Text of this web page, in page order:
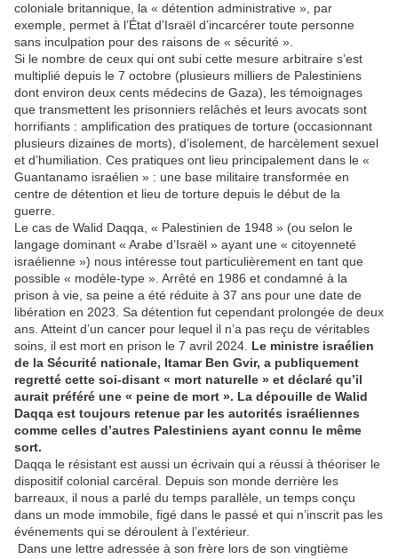
coloniale britannique, la « détention administrative », par
exemple, permet à l’État d’Israël d’incarcérer toute personne
sans inculpation pour des raisons de « sécurité ».
Si le nombre de ceux qui ont subi cette mesure arbitraire s’est
multiplié depuis le 7 octobre (plusieurs milliers de Palestiniens
dont environ deux cents médecins de Gaza), les témoignages
que transmettent les prisonniers relâchés et leurs avocats sont
horrifiants : amplification des pratiques de torture (occasionnant
plusieurs dizaines de morts), d’isolement, de harcèlement sexuel
et d’humiliation. Ces pratiques ont lieu principalement dans le «
Guantanamo israélien » : une base militaire transformée en
centre de détention et lieu de torture depuis le début de la
guerre.
Le cas de Walid Daqqa, « Palestinien de 1948 » (ou selon le
langage dominant « Arabe d’Israël » ayant une « citoyenneté
israélienne ») nous intéresse tout particulièrement en tant que
possible « modèle-type ». Arrêté en 1986 et condamné à la
prison à vie, sa peine a été réduite à 37 ans pour une date de
libération en 2023. Sa détention fut cependant prolongée de deux
ans. Atteint d’un cancer pour lequel il n’a pas reçu de véritables
soins, il est mort en prison le 7 avril 2024. Le ministre israélien
de la Sécurité nationale, Itamar Ben Gvir, a publiquement
regretté cette soi-disant « mort naturelle » et déclaré qu’il
aurait préféré une « peine de mort ». La dépouille de Walid
Daqqa est toujours retenue par les autorités israéliennes
comme celles d’autres Palestiniens ayant connu le même
sort.
Daqqa le résistant est aussi un écrivain qui a réussi à théoriser le
dispositif colonial carcéral. Depuis son monde derrière les
barreaux, il nous a parlé du temps parallèle, un temps conçu
dans un mode immobile, figé dans le passé et qui n’inscrit pas les
événements qui se déroulent à l’extérieur.
Dans une lettre adressée à son frère lors de son vingtième